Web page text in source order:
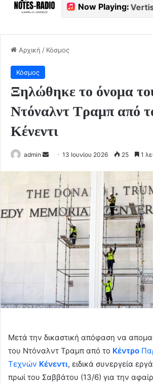
Αρχική / Κόσμος
Κόσμος
Ξηλώθηκε το όνομα
Ντόναλντ Τραμπ από
Κένεντι
admin
Send
email
13 Ιουνίου 2026 25 1
Μετά την δικαστική απόφαση να
του Ντόναλντ Τραμπ από το Κέντρο
Τεχνών Κένεντι, ειδικά συνεργεία
πρωί του Σαββάτου (13/6) για την